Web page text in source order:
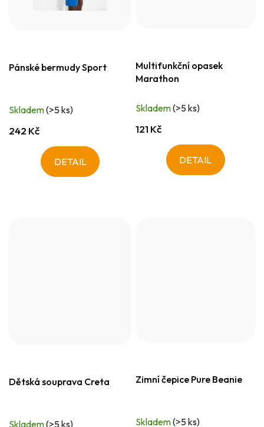
Pánské bermudy Sport
Skladem(>5 ks)
242 Kč
DETAIL
Multifunkční opasek
Marathon
Skladem(>5 ks)
121 Kč
DETAIL
Dětská souprava Creta
Skladem(>5 ks)
Zimní čepice Pure Beanie
Skladem(>5 ks)